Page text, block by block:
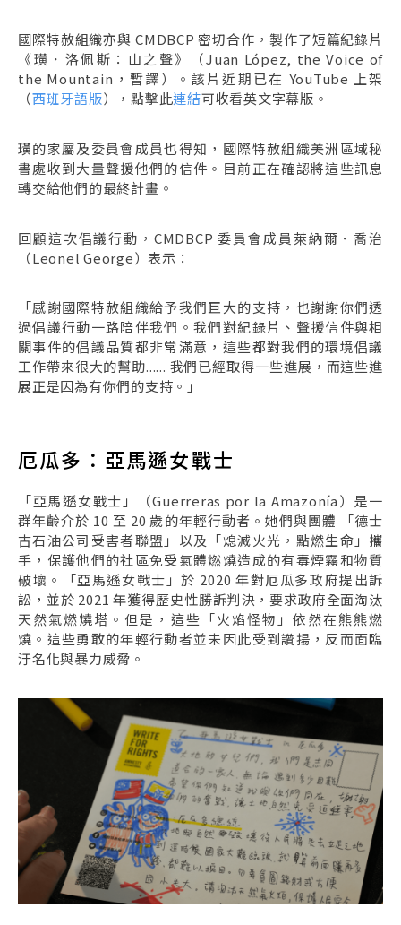
國際特赦組織亦與 CMDBCP 密切合作，製作了短篇紀錄片
《璜．洛佩斯：山之聲》（Juan López, the Voice of
the Mountain，暫譯）。該片近期已在 YouTube 上架
（西班牙語版），點擊此連結可收看英文字幕版。
璜的家屬及委員會成員也得知，國際特赦組織美洲區域秘
書處收到大量聲援他們的信件。目前正在確認將這些訊息
轉交給他們的最終計畫。
回顧這次倡議行動，CMDBCP 委員會成員萊納爾．喬治
（Leonel George）表示：
「感謝國際特赦組織給予我們巨大的支持，也謝謝你們透
過倡議行動一路陪伴我們。我們對紀錄片、聲援信件與相
關事件的倡議品質都非常滿意，這些都對我們的環境倡議
工作帶來很大的幫助...... 我們已經取得一些進展，而這些進
展正是因為有你們的支持。」
厄瓜多：亞馬遜女戰士
「亞馬遜女戰士」（Guerreras por la Amazonía）是一
群年齡介於 10 至 20 歲的年輕行動者。她們與團體 「德士
古石油公司受害者聯盟」以及「熄滅火光，點燃生命」攜
手，保護他們的社區免受氣體燃燒造成的有毒煙霧和物質
破壞。「亞馬遜女戰士」於 2020 年對厄瓜多政府提出訴
訟，並於 2021 年獲得歷史性勝訴判決，要求政府全面淘汰
天然氣燃燒塔。但是，這些「火焰怪物」依然在熊熊燃
燒。這些勇敢的年輕行動者並未因此受到讚揚，反而面臨
汙名化與暴力威脅。